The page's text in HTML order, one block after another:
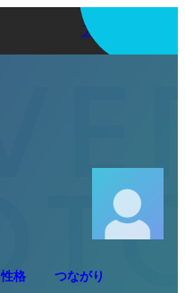
アプリを使う
性格 つながり